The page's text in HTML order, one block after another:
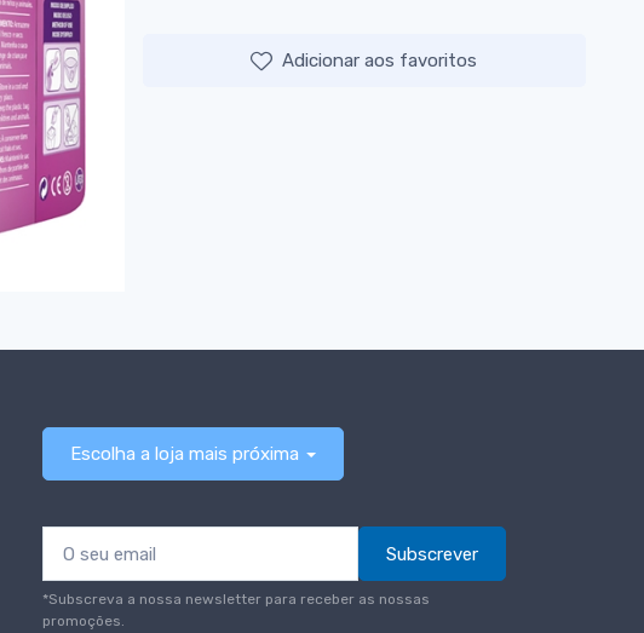
Adicionar aos favoritos
Escolha a loja mais próxima
Subscrever
*Subscreva a nossa newsletter para receber as nossas
promoções.